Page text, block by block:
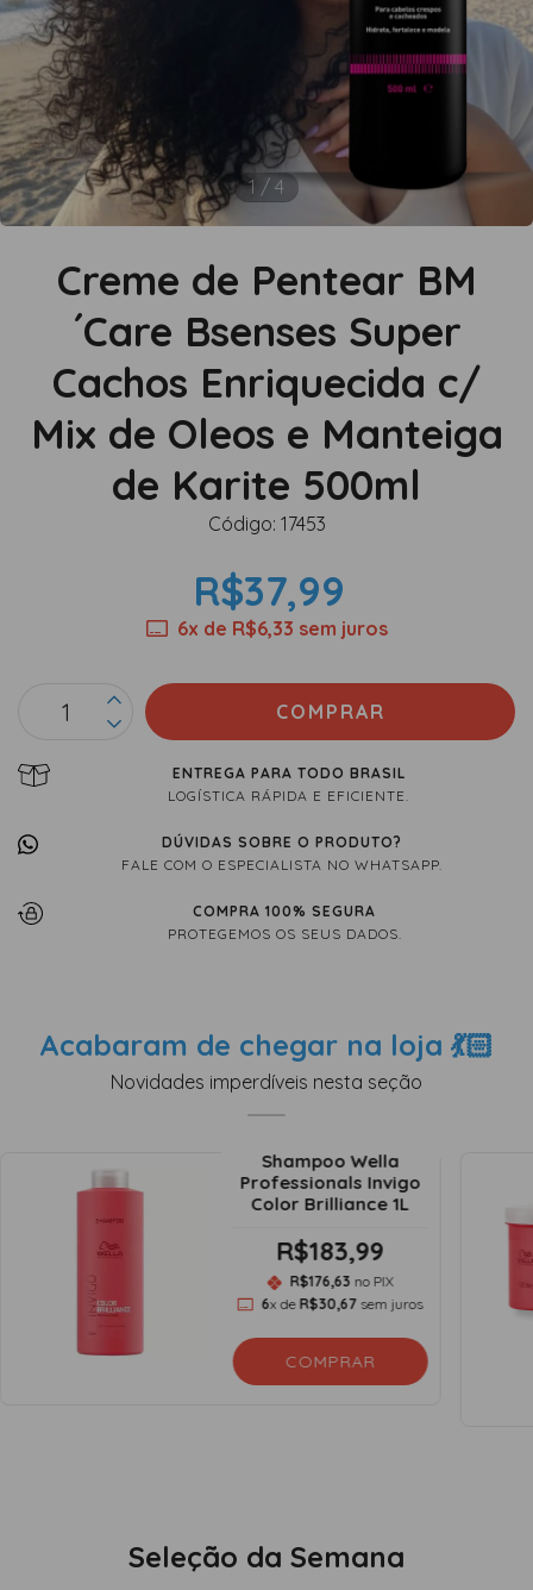
1 / 4
Creme de Pentear BM
´Care Bsenses Super
Cachos Enriquecida c/
Mix de Oleos e Manteiga
de Karite 500ml
Código: 17453
R$37,99
6x de R$6,33 sem juros
ENTREGA PARA TODO BRASIL
LOGÍSTICA RÁPIDA E EFICIENTE.
DÚVIDAS SOBRE O PRODUTO?
FALE COM O ESPECIALISTA NO WHATSAPP.
COMPRA 100% SEGURA
PROTEGEMOS OS SEUS DADOS.
Acabaram de chegar na loja 💃🏻
Novidades imperdíveis nesta seção
Shampoo Wella
Professionals Invigo
Color Brilliance 1L
R$183,99
R$176,63 no PIX
6x de R$30,67sem juros
COMPRAR
Seleção da Semana